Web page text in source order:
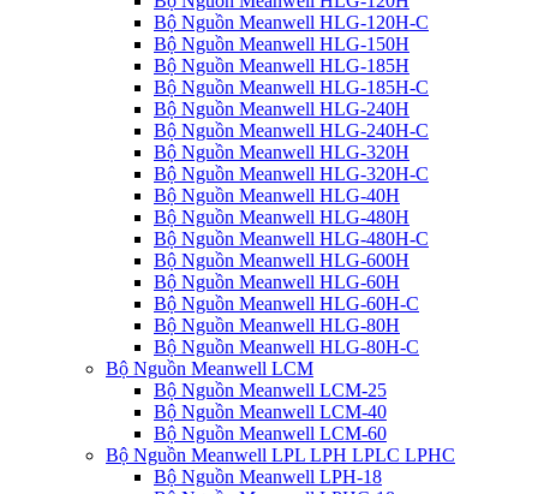
Bộ Nguồn Meanwell HLG-120H-C
Bộ Nguồn Meanwell HLG-150H
Bộ Nguồn Meanwell HLG-185H
Bộ Nguồn Meanwell HLG-185H-C
Bộ Nguồn Meanwell HLG-240H
Bộ Nguồn Meanwell HLG-240H-C
Bộ Nguồn Meanwell HLG-320H
Bộ Nguồn Meanwell HLG-320H-C
Bộ Nguồn Meanwell HLG-40H
Bộ Nguồn Meanwell HLG-480H
Bộ Nguồn Meanwell HLG-480H-C
Bộ Nguồn Meanwell HLG-600H
Bộ Nguồn Meanwell HLG-60H
Bộ Nguồn Meanwell HLG-60H-C
Bộ Nguồn Meanwell HLG-80H
Bộ Nguồn Meanwell HLG-80H-C
Bộ Nguồn Meanwell LCM
Bộ Nguồn Meanwell LCM-25
Bộ Nguồn Meanwell LCM-40
Bộ Nguồn Meanwell LCM-60
Bộ Nguồn Meanwell LPL LPH LPLC LPHC
Bộ Nguồn Meanwell LPH-18